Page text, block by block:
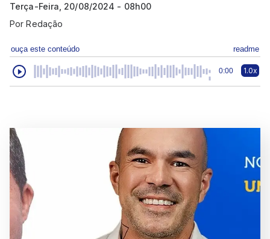
Terça-Feira, 20/08/2024 - 08h00
PorRedação
ouça este conteúdo readme
0:00 1.0x